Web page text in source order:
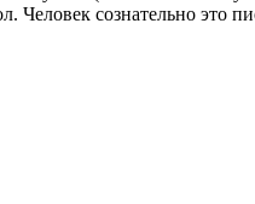
Человек сознательно это